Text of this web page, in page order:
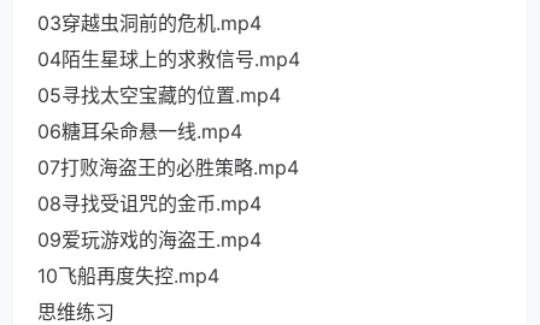
03穿越虫洞前的危机.mp4
04陌生星球上的求救信号.mp4
05寻找太空宝藏的位置.mp4
06糖耳朵命悬一线.mp4
07打败海盗王的必胜策略.mp4
08寻找受诅咒的金币.mp4
09爱玩游戏的海盗王.mp4
10飞船再度失控.mp4
思维练习